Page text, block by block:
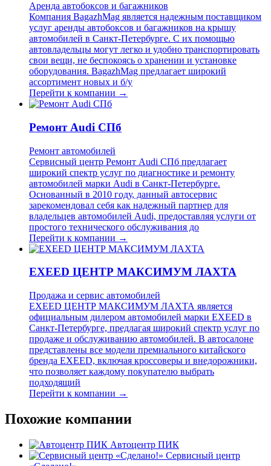
Аренда автобоксов и багажников
Компания BagazhMag является надежным поставщиком
услуг аренды автобоксов и багажников на крышу
автомобилей в Санкт-Петербурге. С их помощью
автовладельцы могут легко и удобно транспортировать
свои вещи, не беспокоясь о хранении и установке
оборудования. BagazhMag предлагает широкий
ассортимент новых и б/у
Перейти к компании →
Ремонт Audi СПб
Ремонт автомобилей
Сервисный центр Ремонт Audi СПб предлагает
широкий спектр услуг по диагностике и ремонту
автомобилей марки Audi в Санкт-Петербурге.
Основанный в 2010 году, данный автосервис
зарекомендовал себя как надежный партнер для
владельцев автомобилей Audi, предоставляя услуги от
простого технического обслуживания до
Перейти к компании →
EXEED ЦЕНТР МАКСИМУМ ЛАХТА
Продажа и сервис автомобилей
EXEED ЦЕНТР МАКСИМУМ ЛАХТА является
официальным дилером автомобилей марки EXEED в
Санкт-Петербурге, предлагая широкий спектр услуг по
продаже и обслуживанию автомобилей. В автосалоне
представлены все модели премиального китайского
бренда EXEED, включая кроссоверы и внедорожники,
что позволяет каждому покупателю выбрать
подходящий
Перейти к компании →
Похожие компании
Автоцентр ПИК
Сервисный центр